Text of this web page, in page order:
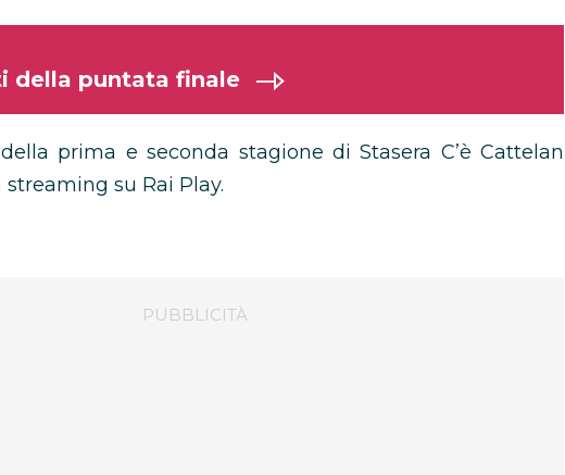
della puntata finale
prima e seconda stagione di Stasera C’è Cattelan
su Rai Play.